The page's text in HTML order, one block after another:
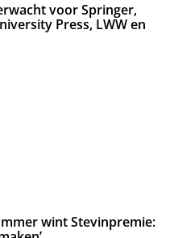
voor Springer,
Press, LWW en
wint Stevinpremie: